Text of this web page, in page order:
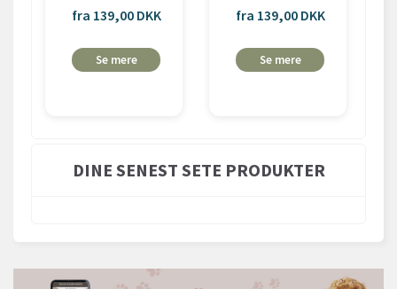
fra 139,00 DKK
Se mere
fra 139,00 DKK
Se mere
DINE SENEST SETE PRODUKTER